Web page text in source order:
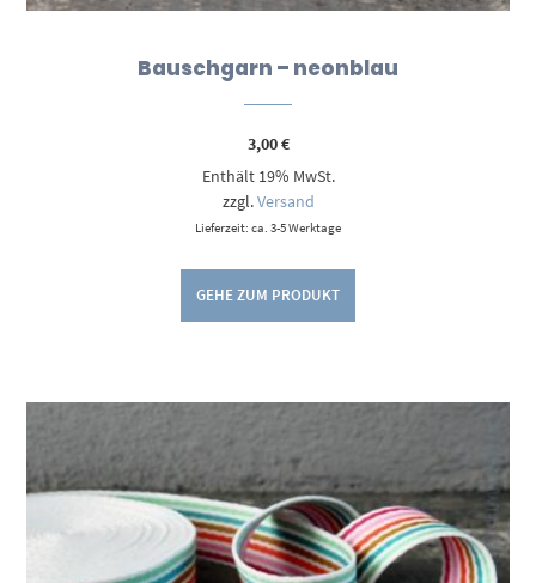
Bauschgarn – neonblau
3,00€
Enthält 19% MwSt.
zzgl.Versand
Lieferzeit: ca. 3-5 Werktage
GEHE ZUM PRODUKT